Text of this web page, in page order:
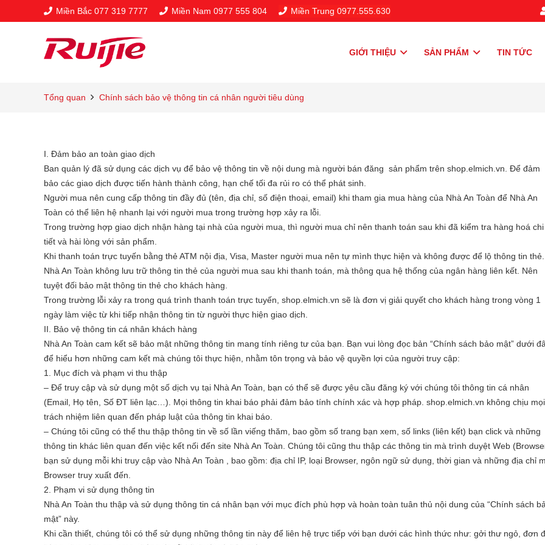
Miền Bắc 077 319 7777 Miền Nam 0977 555 804 Miền Trung 0977.555.630
GIỚI THIỆU SẢN PHẨM TIN TỨC
Tổng quan Chính sách bảo vệ thông tin cá nhân người tiêu dùng
I. Đảm bảo an toàn giao dịch
Ban quản lý đã sử dụng các dịch vụ để bảo vệ thông tin về nội dung mà người bán đăng sản phẩm trên shop.elmich.vn. Để đảm
bảo các giao dịch được tiến hành thành công, hạn chế tối đa rủi ro có thể phát sinh.
Người mua nên cung cấp thông tin đầy đủ (tên, địa chỉ, số điện thoại, email) khi tham gia mua hàng của Nhà An Toàn để Nhà An
Toàn có thể liên hệ nhanh lại với người mua trong trường hợp xảy ra lỗi.
Trong trường hợp giao dịch nhận hàng tại nhà của người mua, thì người mua chỉ nên thanh toán sau khi đã kiểm tra hàng hoá chi
tiết và hài lòng với sản phẩm.
Khi thanh toán trực tuyến bằng thẻ ATM nội địa, Visa, Master người mua nên tự mình thực hiện và không được để lộ thông tin thẻ.
Nhà An Toàn không lưu trữ thông tin thẻ của người mua sau khi thanh toán, mà thông qua hệ thống của ngân hàng liên kết. Nên
tuyệt đối bảo mật thông tin thẻ cho khách hàng.
Trong trường lỗi xảy ra trong quá trình thanh toán trực tuyến, shop.elmich.vn sẽ là đơn vị giải quyết cho khách hàng trong vòng 1
ngày làm việc từ khi tiếp nhận thông tin từ người thực hiện giao dịch.
II. Bảo vệ thông tin cá nhân khách hàng
Nhà An Toàn cam kết sẽ bảo mật những thông tin mang tính riêng tư của bạn. Bạn vui lòng đọc bản “Chính sách bảo mật” dưới
để hiểu hơn những cam kết mà chúng tôi thực hiện, nhằm tôn trọng và bảo vệ quyền lợi của người truy cập:
1. Mục đích và phạm vi thu thập
– Để truy cập và sử dụng một số dịch vụ tại Nhà An Toàn, bạn có thể sẽ được yêu cầu đăng ký với chúng tôi thông tin cá nhân
(Email, Họ tên, Số ĐT liên lạc…). Mọi thông tin khai báo phải đảm bảo tính chính xác và hợp pháp. shop.elmich.vn không chịu mọi
trách nhiệm liên quan đến pháp luật của thông tin khai báo.
– Chúng tôi cũng có thể thu thập thông tin về số lần viếng thăm, bao gồm số trang bạn xem, số links (liên kết) bạn click và những
thông tin khác liên quan đến việc kết nối đến site Nhà An Toàn. Chúng tôi cũng thu thập các thông tin mà trình duyệt Web
bạn sử dụng mỗi khi truy cập vào Nhà An Toàn , bao gồm: địa chỉ IP, loại Browser, ngôn ngữ sử dụng, thời gian và những địa chỉ
Browser truy xuất đến.
2. Phạm vi sử dụng thông tin
Nhà An Toàn thu thập và sử dụng thông tin cá nhân bạn với mục đích phù hợp và hoàn toàn tuân thủ nội dung của “Chính sách
mật” này.
Khi cần thiết, chúng tôi có thể sử dụng những thông tin này để liên hệ trực tiếp với bạn dưới các hình thức như: gởi thư ngỏ, đơn